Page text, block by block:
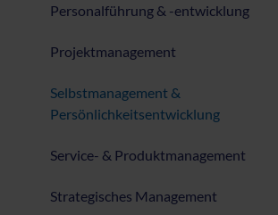
Personalführung & -entwicklung
Projektmanagement
Selbstmanagement &
Persönlichkeitsentwicklung
Service- & Produktmanagement
Strategisches Management